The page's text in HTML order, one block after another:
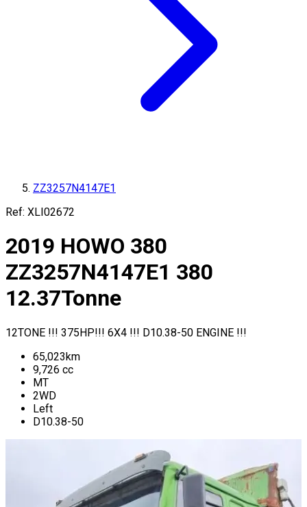
ZZ3257N4147E1
Ref: XLI02672
2019 HOWO 380
ZZ3257N4147E1 380
12.37Tonne
12TONE !!! 375HP!!! 6X4 !!! D10.38-50 ENGINE !!!
65,023km
9,726 cc
MT
2WD
Left
D10.38-50